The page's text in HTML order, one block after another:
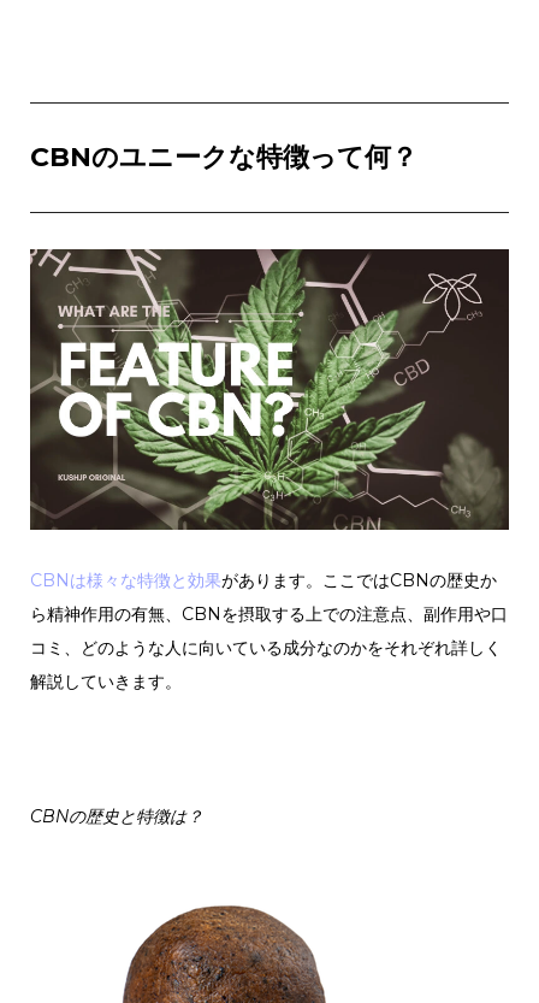
CBNのユニークな特徴って何？
CBNは様々な特徴と効果があります。ここではCBNの歴史か
ら精神作用の有無、CBNを摂取する上での注意点、副作用や口
コミ、どのような人に向いている成分なのかをそれぞれ詳しく
解説していきます。
CBNの歴史と特徴は？